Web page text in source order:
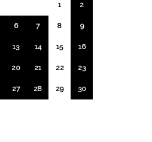
1 2
6 7 8 9
13 14 15 16
20 21 22 23
27 28 29 30